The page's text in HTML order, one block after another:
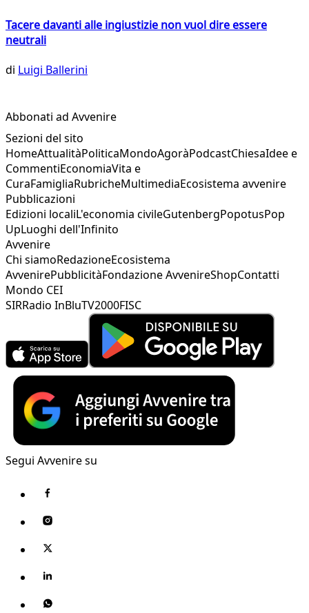
Tacere davanti alle ingiustizie non vuol dire essere
neutrali
di Luigi Ballerini
Abbonati ad Avvenire
Sezioni del sito
HomeAttualitàPoliticaMondoAgoràPodcastChiesaIdee e
CommentiEconomiaVita e
CuraFamigliaRubricheMultimediaEcosistema avvenire
Pubblicazioni
Edizioni localiL'economia civileGutenbergPopotusPop
UpLuoghi dell'Infinito
Avvenire
Chi siamoRedazioneEcosistema
AvvenirePubblicitàFondazione AvvenireShopContatti
Mondo CEI
SIRRadio InBluTV2000FISC
Segui Avvenire su